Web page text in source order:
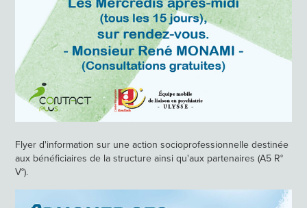
Flyer d'information sur une action socioprofessionnelle destinée
aux bénéficiaires de la structure ainsi qu'aux partenaires (A5 R°
V°).